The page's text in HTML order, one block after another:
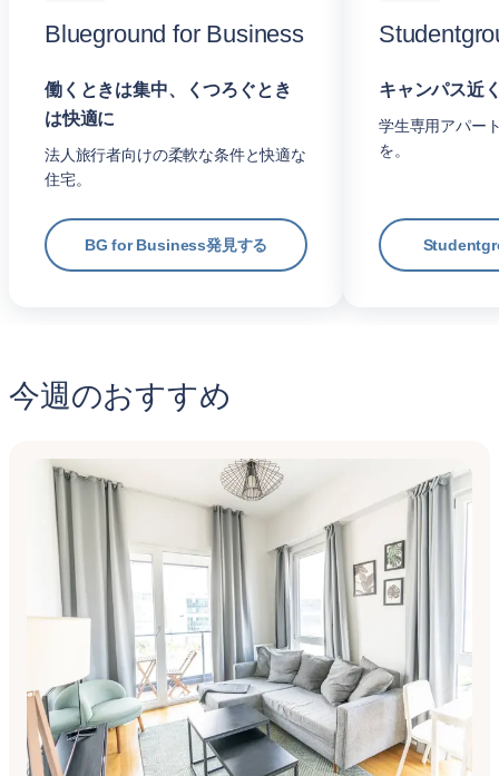
Blueground for Business
働くときは集中、くつろぐとき
は快適に
法人旅行者向けの柔軟な条件と快適な
住宅。
BG for Business発見する
キャンパス近
学生専用アパー
を。
今週のおすすめ